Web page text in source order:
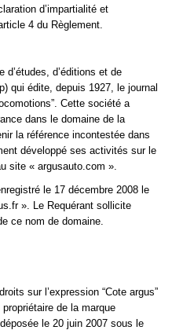
d’impartialité et
4 du Règlement.
d’études, d’éditions et de
qui édite, depuis 1927, le journal
Cette société a
dans le domaine de la
la référence incontestée dans
développé ses activités sur le
site « argusauto.com ».
le 17 décembre 2008 le
». Le Requérant sollicite
ce nom de domaine.
sur l’expression “Cote argus”
de la marque
le 20 juin 2007 sous le